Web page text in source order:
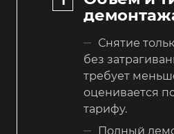
Снятие
без
требует
оценивается
тарифу.
Полный